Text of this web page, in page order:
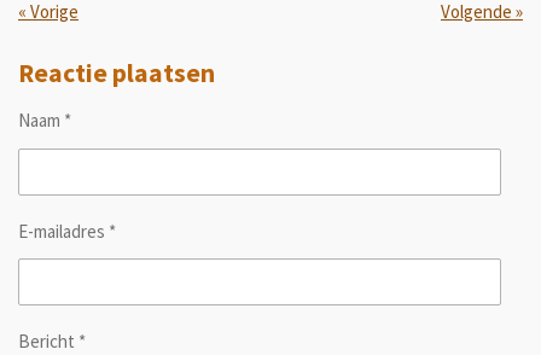
« Vorige Volgende »
Reactie plaatsen
Naam *
E-mailadres *
Bericht *